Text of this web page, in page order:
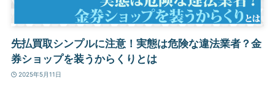
先払買取シンプルに注意！実態は危険な違法業者？金
券ショップを装うからくりとは
2025年5月11日